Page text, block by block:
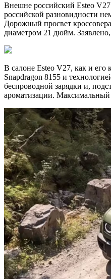
Внешне российский Esteo V27
российской разновидности
Дорожный просвет
диаметром 21 дюйм. Заявлено,
В салоне Esteo V27, как и
Snapdragon 8155 и
беспроводной зарядки и,
ароматизации. Максимальный